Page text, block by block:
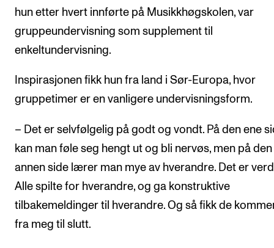
hun etter hvert innførte på Musikkhøgskolen, var
gruppeundervisning som supplement til
enkeltundervisning.
Inspirasjonen fikk hun fra land i Sør-Europa, hvor
gruppetimer er en vanligere undervisningsform.
– Det er selvfølgelig på godt og vondt. På den ene
kan man føle seg hengt ut og bli nervøs, men på den
annen side lærer man mye av hverandre. Det er
Alle spilte for hverandre, og ga konstruktive
tilbakemeldinger til hverandre. Og så fikk de
fra meg til slutt.